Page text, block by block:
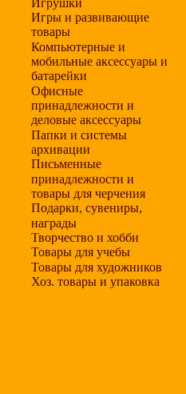
Игры и развивающие
товары
Компьютерные и
мобильные аксессуары и
батарейки
Офисные
принадлежности и
деловые аксессуары
Папки и системы
архивации
Письменные
принадлежности и
товары для черчения
Подарки, сувениры,
награды
Творчество и хобби
Товары для учебы
Товары для художников
Хоз. товары и упаковка